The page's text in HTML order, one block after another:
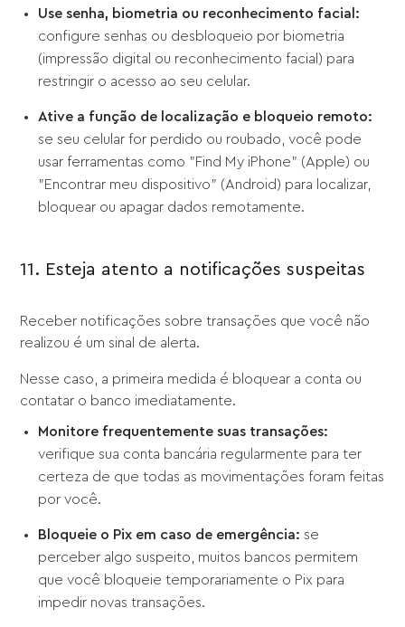
Use senha, biometria ou reconhecimento facial:
configure senhas ou desbloqueio por biometria
(impressão digital ou reconhecimento facial) para
restringir o acesso ao seu celular.
Ative a função de localização e bloqueio remoto:
se seu celular for perdido ou roubado, você pode
usar ferramentas como "Find My iPhone" (Apple) ou
"Encontrar meu dispositivo" (Android) para localizar,
bloquear ou apagar dados remotamente.
11. Esteja atento a notificações suspeitas
Receber notificações sobre transações que você não
realizou é um sinal de alerta.
Nesse caso, a primeira medida é bloquear a conta ou
contatar o banco imediatamente.
Monitore frequentemente suas transações:
verifique sua conta bancária regularmente para ter
certeza de que todas as movimentações foram feitas
por você.
Bloqueie o Pix em caso de emergência: se
perceber algo suspeito, muitos bancos permitem
que você bloqueie temporariamente o Pix para
impedir novas transações.